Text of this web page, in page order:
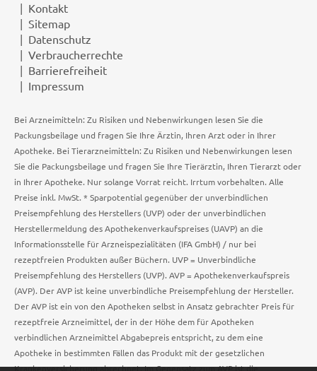
Kontakt
Sitemap
Datenschutz
Verbraucherrechte
Barrierefreiheit
Impressum
Bei Arzneimitteln: Zu Risiken und Nebenwirkungen lesen Sie die
Packungsbeilage und fragen Sie Ihre Ärztin, Ihren Arzt oder in Ihrer
Apotheke. Bei Tierarzneimitteln: Zu Risiken und Nebenwirkungen lesen
Sie die Packungsbeilage und fragen Sie Ihre Tierärztin, Ihren Tierarzt oder
in Ihrer Apotheke. Nur solange Vorrat reicht. Irrtum vorbehalten. Alle
Preise inkl. MwSt. * Sparpotential gegenüber der unverbindlichen
Preisempfehlung des Herstellers (UVP) oder der unverbindlichen
Herstellermeldung des Apothekenverkaufspreises (UAVP) an die
Informationsstelle für Arzneispezialitäten (IFA GmbH) / nur bei
rezeptfreien Produkten außer Büchern. UVP = Unverbindliche
Preisempfehlung des Herstellers (UVP). AVP = Apothekenverkaufspreis
(AVP). Der AVP ist keine unverbindliche Preisempfehlung der Hersteller.
Der AVP ist ein von den Apotheken selbst in Ansatz gebrachter Preis für
rezeptfreie Arzneimittel, der in der Höhe dem für Apotheken
verbindlichen Arzneimittel Abgabepreis entspricht, zu dem eine
Apotheke in bestimmten Fällen das Produkt mit der gesetzlichen
Krankenversicherung abrechnet. Im Gegensatz zum AVP ist die